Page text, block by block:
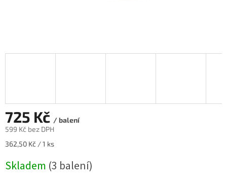
725 Kč / balení
599 Kč bez DPH
Měrná
362,50 Kč / 1 ks
Skladem (3 balení)